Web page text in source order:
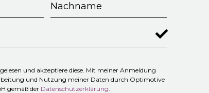
gelesen und akzeptiere diese. Mit meiner Anmeldung
und Nutzung meiner Daten durch Optimotive
gemäß der Datenschutzerklärung.